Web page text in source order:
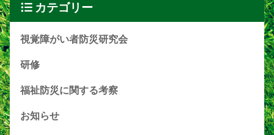
カテゴリー
視覚障がい者防災研究会
研修
福祉防災に関する考察
お知らせ